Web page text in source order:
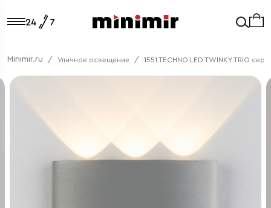
Minimir.ru Уличное освещение 1551 TECHNO LED TWINKY TRIO